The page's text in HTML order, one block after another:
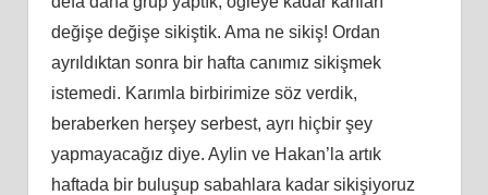
değişe değişe sikiştik. Ama ne sikiş! Ordan
ayrıldıktan sonra bir hafta canımız sikişmek
istemedi. Karımla birbirimize söz verdik,
beraberken herşey serbest, ayrı hiçbir şey
yapmayacağız diye. Aylin ve Hakan’la artık
haftada bir buluşup sabahlara kadar sikişiyoruz